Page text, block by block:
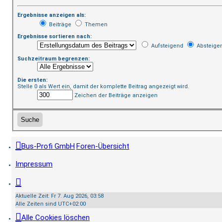
Ergebnisse anzeigen als:
Beiträge
Themen
Ergebnisse sortieren nach:
Aufsteigend
Suchzeitraum begrenzen:
Die ersten:
Stelle 0 als Wert ein, damit der komplette Beitrag angezeigt wird.
Zeichen der Beiträge anzeigen
Bus-Profi GmbH Foren-Übersicht
Impressum
Aktuelle Zeit: Fr 7. Aug 2026, 03:58
Alle Zeiten sind UTC+02:00
Alle Cookies löschen